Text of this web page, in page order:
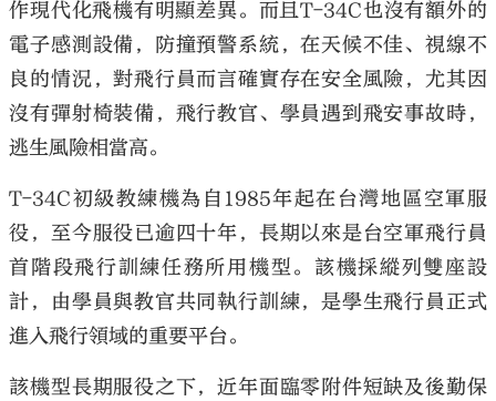
作現代化飛機有明顯差異。而且T-34C也沒有額外的
電子感測設備，防撞預警系統，在天候不佳、視線不
良的情況，對飛行員而言確實存在安全風險，尤其因
沒有彈射椅裝備，飛行教官、學員遇到飛安事故時，
逃生風險相當高。
T-34C初級教練機為自1985年起在台灣地區空軍服
役，至今服役已逾四十年，長期以來是台空軍飛行員
首階段飛行訓練任務所用機型。該機採縱列雙座設
計，由學員與教官共同執行訓練，是學生飛行員正式
進入飛行領域的重要平台。
該機型長期服役之下，近年面臨零附件短缺及後勤保